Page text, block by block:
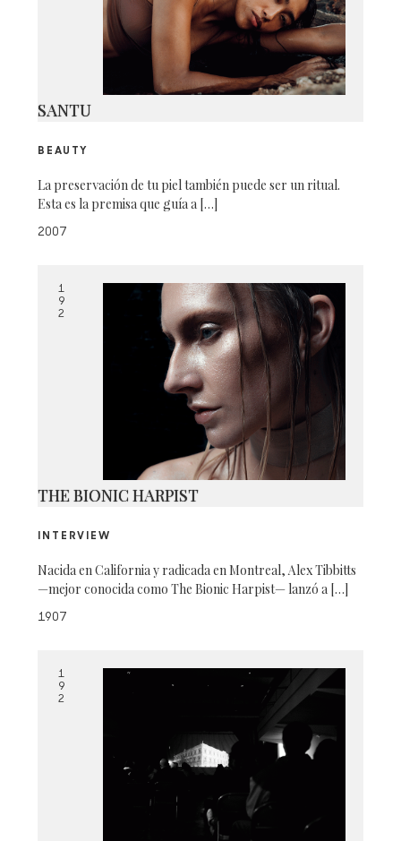
SANTU
BEAUTY
La preservación de tu piel también puede ser un ritual.
Esta es la premisa que guía a […]
2007
1
9
2
THE BIONIC HARPIST
INTERVIEW
Nacida en California y radicada en Montreal, Alex Tibbitts
—mejor conocida como The Bionic Harpist— lanzó a […]
1907
1
9
2